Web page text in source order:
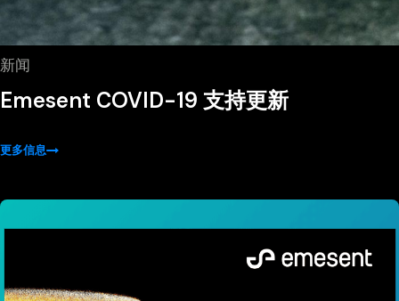
新闻
Emesent COVID-19 支持更新
更多信息